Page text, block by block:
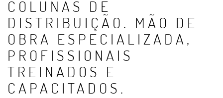
COLUNAS DE
DISTRIBUIÇÃO. MÃO DE
OBRA ESPECIALIZADA,
PROFISSIONAIS
TREINADOS E
CAPACITADOS.